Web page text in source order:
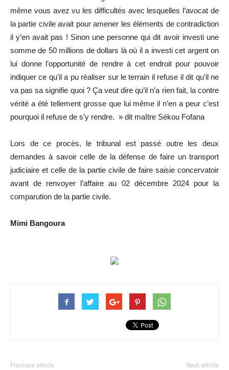
même vous avez vu les difficultés avec lesquelles l’avocat de
la partie civile avait pour amener les éléments de contradiction
il y’en avait pas ! Sinon une personne qui dit avoir investi une
somme de 50 millions de dollars là où il a investi cet argent on
lui donne l’opportunité de rendre à cet endroit pour pouvoir
indiquer ce qu’il a pu réaliser sur le terrain il refuse il dit qu’il ne
va pas sa signifie quoi ? Ça veut dire qu’il n’a rien fait, la contre
vérité a été tellement grosse que lui même il n’en a peur c’est
pourquoi il refuse de s’y rendre. » dit maître Sékou Fofana
Lors de ce procès, le tribunal est passé outre les deux
demandes à savoir celle de la défense de faire un transport
judiciaire et celle de la partie civile de faire saisie concervatoir
avant de renvoyer l’affaire au 02 décembre 2024 pour la
comparution de la partie civile.
Mimi Bangoura
Previous article Next article